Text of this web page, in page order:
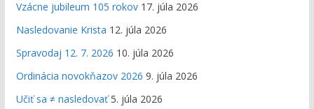
Vzácne jubileum 105 rokov 17. júla 2026
Nasledovanie Krista 12. júla 2026
Spravodaj 12. 7. 2026 10. júla 2026
Ordinácia novokňazov 2026 9. júla 2026
Učiť sa ≠ nasledovať 5. júla 2026